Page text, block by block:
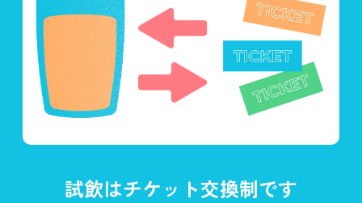
試飲はチケット交換制です